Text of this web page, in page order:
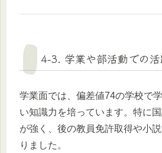
4-3. 学業や部活動での
学業面では、偏差値74の学校で
い知識力を培っています。特に
が強く、後の教員免許取得や小
りました。